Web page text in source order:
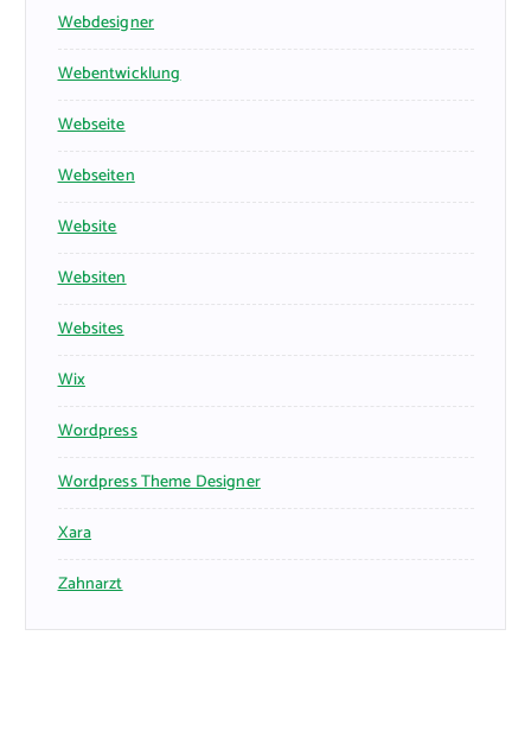
Webdesigner
Webentwicklung
Webseite
Webseiten
Website
Websiten
Websites
Wix
Wordpress
Wordpress Theme Designer
Xara
Zahnarzt